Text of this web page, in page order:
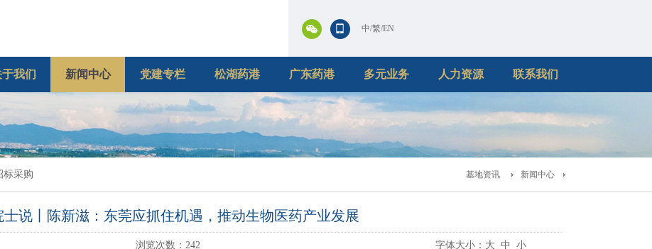
中/繁/EN
于我们 新闻中心 党建专栏 松湖药港 广东药港 多元业务 人力资源 联系我们
标采购 基地资讯 新闻中心
士说丨陈新滋：东莞应抓住机遇，推动生物医药产业发展
浏览次数： 242 字体大小： 大 中 小